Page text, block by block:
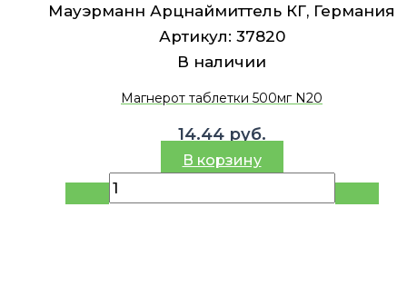
Мауэрманн Арцнаймиттель КГ, Германия
Артикул: 37820
В наличии
Магнерот таблетки 500мг N20
14.44 руб.
В корзину